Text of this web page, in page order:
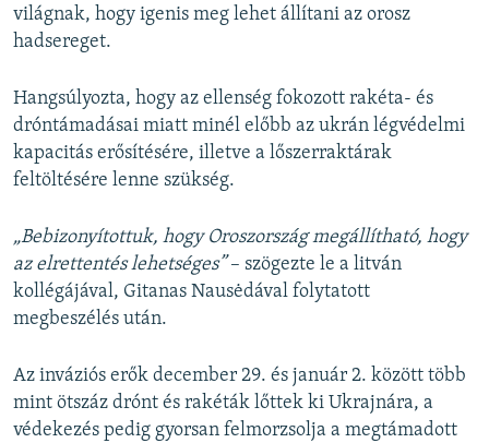
világnak, hogy igenis meg lehet állítani az orosz
hadsereget.
Hangsúlyozta, hogy az ellenség fokozott rakéta- és
dróntámadásai miatt minél előbb az ukrán légvédelmi
kapacitás erősítésére, illetve a lőszerraktárak
feltöltésére lenne szükség.
„Bebizonyítottuk, hogy Oroszország megállítható, hogy
az elrettentés lehetséges”– szögezte le a litván
kollégájával, Gitanas Nausėdával folytatott
megbeszélés után.
Az inváziós erők december 29. és január 2. között több
mint ötszáz drónt és rakéták lőttek ki Ukrajnára, a
védekezés pedig gyorsan felmorzsolja a megtámadott